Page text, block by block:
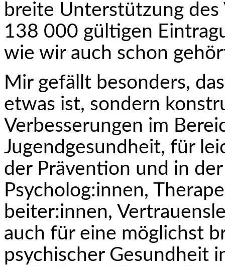
breite Unterstützung des
138 000 gültigen
wie wir auch schon
Mir gefällt besonders,
etwas ist, sondern
Verbesserungen im
Jugendgesundheit, für
der Prävention und in
Psycholog:innen,
beiter:innen,
auch für eine möglichst
psychischer Gesundheit